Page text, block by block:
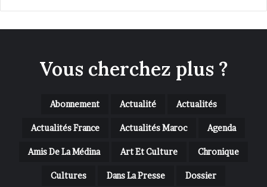
Vous cherchez plus ?
Abonnement Actualité Actualités
Actualités France Actualités Maroc Agenda
Amis De La Médina Art Et Culture Chronique
Cultures Dans La Presse Dossier